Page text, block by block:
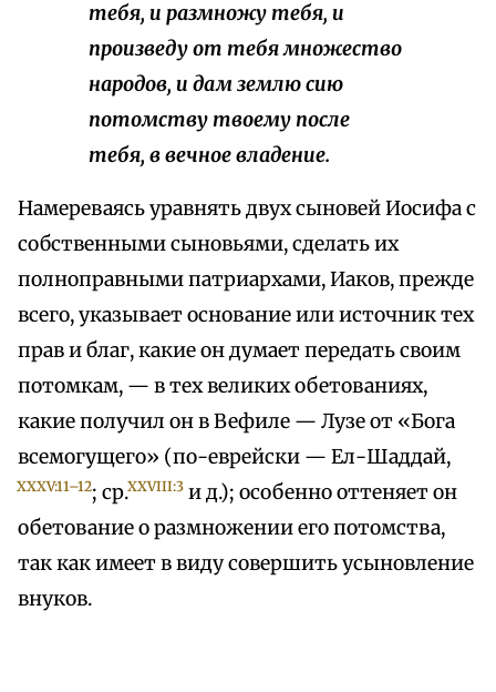
тебя, и размножу тебя, и
произведу от тебя множество
народов, и дам землю сию
потомству твоему после
тебя, в вечное владение.
Намереваясь уравнять двух сыновей Иосифа с
собственными сыновьями, сделать их
полноправными патриархами, Иаков, прежде
всего, указывает основание или источник тех
прав и благ, какие он думает передать своим
потомкам, — в тех великих обетованиях,
какие получил он в Вефиле — Лузе от «Бога
всемогущего» (по-еврейски — Ел-Шаддай,
XXXV:11–12; ср.XXVIII:3 и д.); особенно оттеняет он
обетование о размножении его потомства,
так как имеет в виду совершить усыновление
внуков.